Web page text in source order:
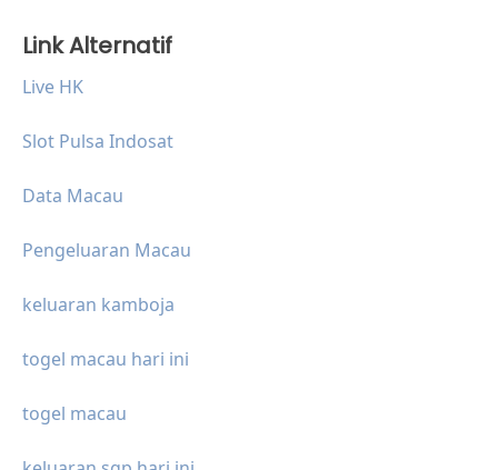
Link Alternatif
Live HK
Slot Pulsa Indosat
Data Macau
Pengeluaran Macau
keluaran kamboja
togel macau hari ini
togel macau